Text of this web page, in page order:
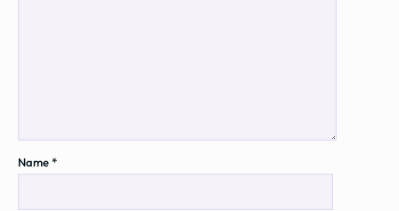
Name*